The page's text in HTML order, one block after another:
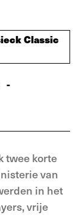
Classic
-
twee korte
van
in het
vrije